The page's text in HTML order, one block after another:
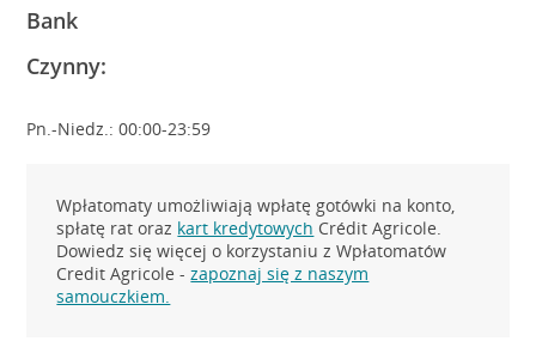
Bank
Czynny:
Pn.-Niedz.: 00:00-23:59
Wpłatomaty umożliwiają wpłatę gotówki na konto,
spłatę rat oraz kart kredytowych Crédit Agricole.
Dowiedz się więcej o korzystaniu z Wpłatomatów
Credit Agricole -zapoznaj się z naszym
samouczkiem.